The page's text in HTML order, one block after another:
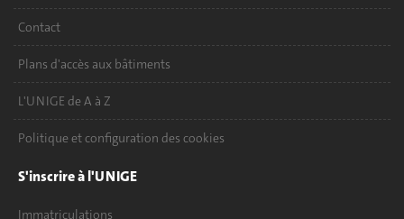
Contact
Plans d'accès aux bâtiments
L'UNIGE de A à Z
Politique et configuration des cookies
S'inscrire à l'UNIGE
Immatriculations